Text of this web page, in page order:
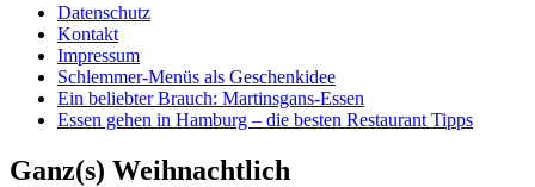
Datenschutz
Kontakt
Impressum
Schlemmer-Menüs als Geschenkidee
Ein beliebter Brauch: Martinsgans-Essen
Essen gehen in Hamburg – die besten Restaurant Tipps
Ganz(s) Weihnachtlich